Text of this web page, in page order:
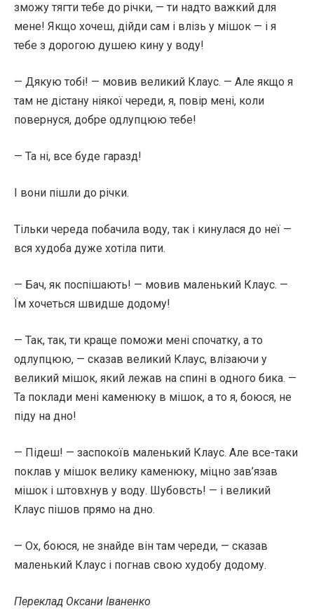
зможу тягти тебе до річки, — ти надто важкий для
мене! Якщо хочеш, дійди сам і влізь у мішок — і я
тебе з дорогою душею кину у воду!
— Дякую тобі! — мовив великий Клаус. — Але якщо я
там не дістану ніякої череди, я, повір мені, коли
повернуся, добре одлупцюю тебе!
— Та ні, все буде гаразд!
І вони пішли до річки.
Тільки череда побачила воду, так і кинулася до неї —
вся худоба дуже хотіла пити.
— Бач, як поспішають! — мовив маленький Клаус. —
Їм хочеться швидше додому!
— Так, так, ти краще поможи мені спочатку, а то
одлупцюю, — сказав великий Клаус, влізаючи у
великий мішок, який лежав на спині в одного бика. —
Та поклади мені каменюку в мішок, а то я, боюся, не
піду на дно!
— Підеш! — заспокоїв маленький Клаус. Але все-таки
поклав у мішок велику каменюку, міцно зав’язав
мішок і штовхнув у воду. Шубовсть! — і великий
Клаус пішов прямо на дно.
— Ох, боюся, не знайде він там череди, — сказав
маленький Клаус і погнав свою худобу додому.
Переклад Оксани Іваненко